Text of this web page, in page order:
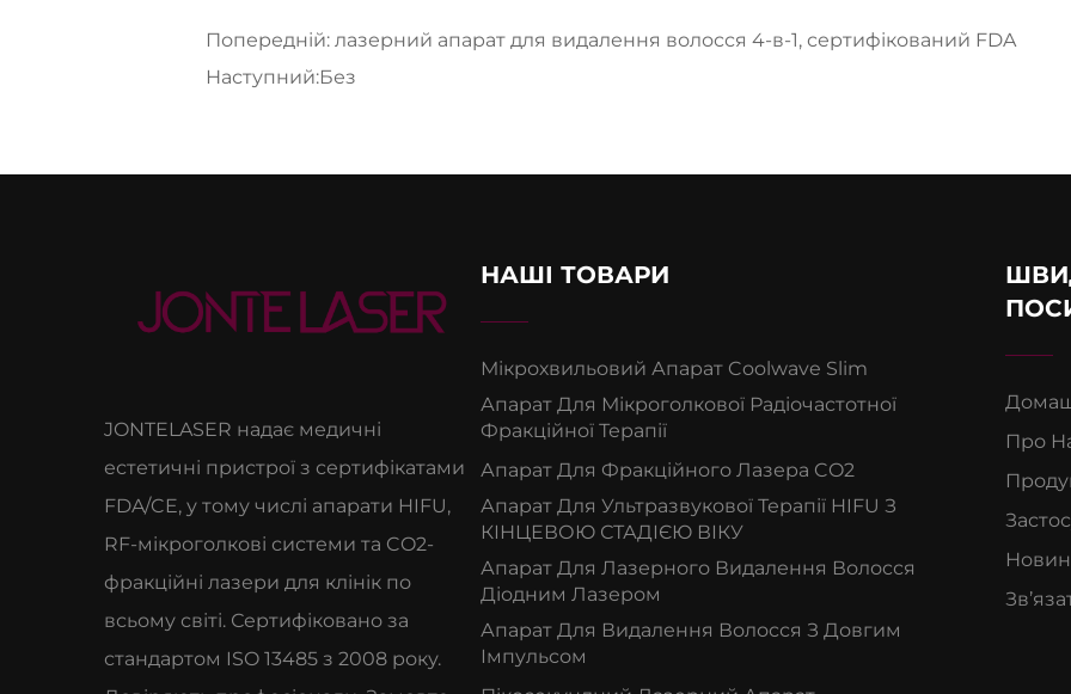
Попередній: лазерний апарат для видалення волосся 4-в-1, сертифікований FDA
Наступний:Без
JONTELASER надає медичні
естетичні пристрої з сертифікатами
FDA/CE, у тому числі апарати HIFU,
RF-мікроголкові системи та CO2-
фракційні лазери для клінік по
всьому світі. Сертифіковано за
стандартом ISO 13485 з 2008 року.
НАШІ ТОВАРИ
Мікрохвильовий Апарат Coolwave Slim
Апарат Для Мікроголкової Радіочастотної
Фракційної Терапії
Апарат Для Фракційного Лазера CO2
Апарат Для Ультразвукової Терапії HIFU З
КІНЦЕВОЮ СТАДІЄЮ ВІКУ
Апарат Для Лазерного Видалення Волосся
Діодним Лазером
Апарат Для Видалення Волосся З Довгим
Імпульсом
Про